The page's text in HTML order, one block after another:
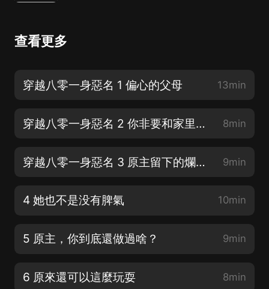
查看更多
穿越八零一身惡名 1 偏心的父母 13min
穿越八零一身惡名 2 你非要和家里擰著來是不是？ 8min
穿越八零一身惡名 3 原主留下的爛攤子！ 9min
4 她也不是没有脾氣 10min
5 原主，你到底還做過啥？ 9min
6 原來還可以這麼玩耍 8min